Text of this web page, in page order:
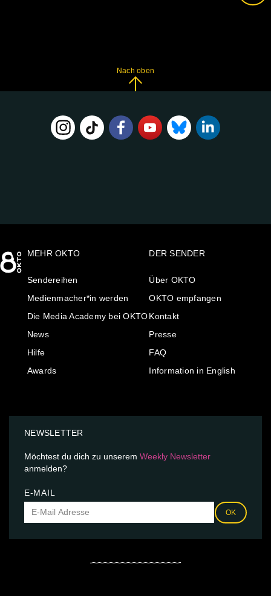
Nach oben
MEHR OKTO
Sendereihen
Medienmacher*in werden
Die Media Academy bei OKTO
News
Hilfe
Awards
DER SENDER
Über OKTO
OKTO empfangen
Kontakt
Presse
FAQ
Information in English
NEWSLETTER
Möchtest du dich zu unserem Weekly Newsletter
anmelden?
E-MAIL
OK